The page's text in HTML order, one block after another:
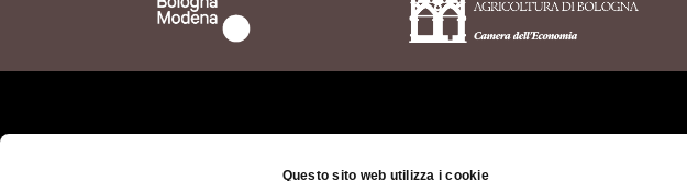
Questo sito web utilizza i cookie
bolognese